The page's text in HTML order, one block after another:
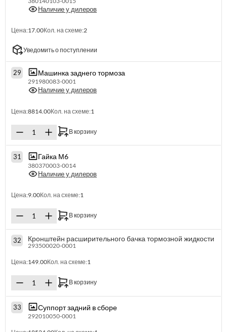
Наличие у дилеров
Цена:17.00Кол. на схеме:2
Уведомить о поступлении
29 Машинка заднего тормоза
291980083-0001
Наличие у дилеров
Цена:8814.00Кол. на схеме:1
В корзину
31 Гайка М6
380370003-0014
Наличие у дилеров
Цена:9.00Кол. на схеме:1
В корзину
32 Кронштейн расширительного бачка тормозной жидкости
293500020-0001
Цена:149.00Кол. на схеме:1
В корзину
33 Суппорт задний в сборе
292010050-0001